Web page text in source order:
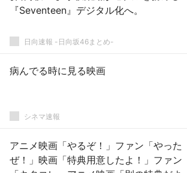
『Seventeen』デジタル化へ。
日向速報 -日向坂46まとめ-
病んでる時に見る映画
シネマ速報
アニメ映画「やるぞ！」ファン「やった
ぜ！」映画「特典用意したよ！」ファン